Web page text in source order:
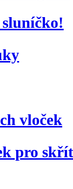
sluníčko!
vloček
pro